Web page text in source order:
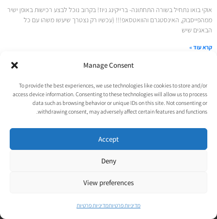
Manage Consent
To provide the best experiences, we use technologies like cookies to store and/or
access device information. Consenting to these technologies will allow us to process
data such as browsing behavior or unique IDs on this site. Not consenting or
withdrawing consent, may adversely affect certain features and functions.
Accept
Deny
View preferences
מדיניות פרטיותמדיניות פרטיות
אוקי בואו נתחיל בשורה התחתונה- ברייקינג ניוז! בקרוב נוכל לבצע רכישות באופן ישיר
ממהפייסבוק, האינסטגרם והוואטסאפ!!! (עכשיו רק נצטרך שיעשו משהו עם כל
הבאגים שיש
קרא עוד »
נבנה ע״יTechJump, העסק החברתי לבניית אתרים | עיצוב וגרפיקה:
psycat
אומרים שהניוזלטר שלנו
הוא אחד המעניינים שיש..